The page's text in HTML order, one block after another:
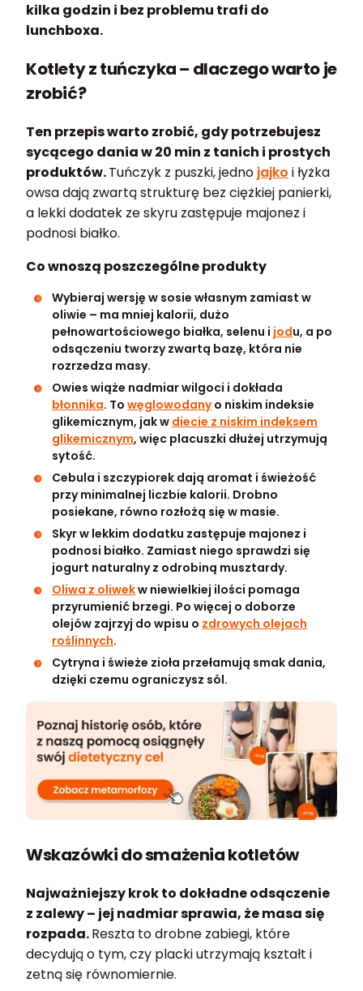
kilka godzin i bez problemu trafi do
lunchboxa.
Kotlety z tuńczyka – dlaczego warto je
zrobić?
Ten przepis warto zrobić, gdy potrzebujesz
sycącego dania w 20 min z tanich i prostych
produktów.Tuńczyk z puszki, jedno jajko i łyżka
owsa dają zwartą strukturę bez ciężkiej panierki,
a lekki dodatek ze skyru zastępuje majonez i
podnosi białko.
Co wnoszą poszczególne produkty
Wybieraj wersję w sosie własnym zamiast w
oliwie – ma mniej kalorii, dużo
pełnowartościowego białka, selenu i jodu, a po
odsączeniu tworzy zwartą bazę, która nie
rozrzedza masy.
Owies wiąże nadmiar wilgoci i dokłada
błonnika. To węglowodanyo niskim indeksie
glikemicznym, jak w diecie z niskim indeksem
glikemicznym, więc placuszki dłużej utrzymują
sytość.
Cebula i szczypiorek dają aromat i świeżość
przy minimalnej liczbie kalorii. Drobno
posiekane, równo rozłożą się w masie.
Skyr w lekkim dodatku zastępuje majonez i
podnosi białko. Zamiast niego sprawdzi się
jogurt naturalny z odrobiną musztardy.
Oliwa z oliwekw niewielkiej ilości pomaga
przyrumienić brzegi. Po więcej o doborze
olejów zajrzyj do wpisu o zdrowych olejach
roślinnych.
Cytryna i świeże zioła przełamują smak dania,
dzięki czemu ograniczysz sól.
Wskazówki do smażenia kotletów
Najważniejszy krok to dokładne odsączenie
z zalewy – jej nadmiar sprawia, że masa się
rozpada.Reszta to drobne zabiegi, które
decydują o tym, czy placki utrzymają kształt i
zetną się równomiernie.